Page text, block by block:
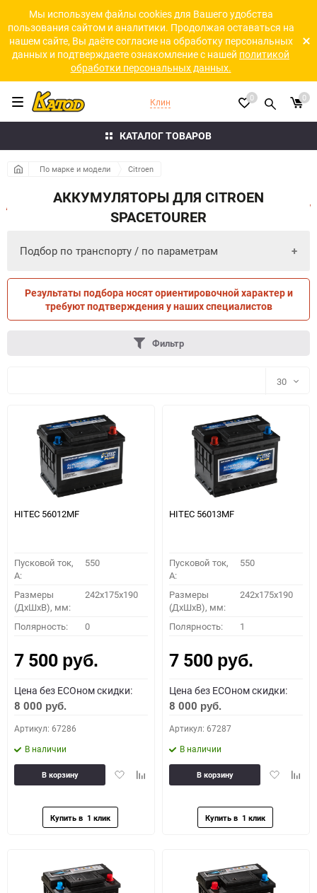
Мы используем файлы cookies для Вашего удобства
пользования сайтом и аналитики. Продолжая оставаться на
нашем сайте, Вы даёте согласие на обработку персональных
данных и подтверждаете ознакомление с нашей политикой
обработки персональных данных.
КАТАЛОГ ТОВАРОВ
Клин 0 0
По марке и модели Citroen
АККУМУЛЯТОРЫ ДЛЯ CITROEN
SPACETOURER
Подбор по транспорту / по параметрам
ПО ТРАНСПОРТУ ПО ПАРАМЕТРАМ
ПОДОБРАТЬ
Как определить полярность?
0 - обратная 1 - прямая 3 - обратная 4 - прямая
Результаты подбора носят ориентировочной характер и
требуют подтверждения у наших специалистов
Фильтр
30
30
60
90
HITEC 56012MF
Пусковой ток,
A:
550
Размеры
(ДхШхВ), мм:
242x175x190
Полярность: 0
7 500 руб.
Цена без ECOном скидки:
8 000 руб.
Артикул: 67286
В наличии
ДобавитьДобавить
В корзину
HITEC 56013MF
Пусковой ток,
A:
550
Размеры
(ДхШхВ), мм:
242x175x190
Полярность: 1
7 500 руб.
Цена без ECOном скидки:
8 000 руб.
Артикул: 67287
В наличии
Добавить
В корзину